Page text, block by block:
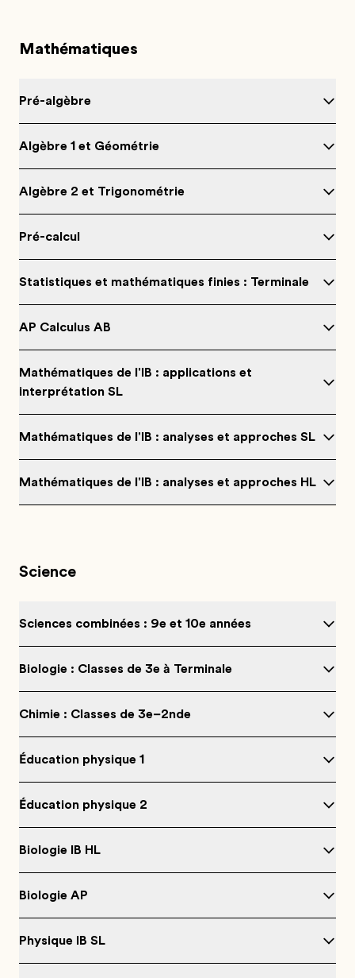
Mathématiques
Pré-algèbre
Algèbre 1 et Géométrie
Algèbre 2 et Trigonométrie
Pré-calcul
Statistiques et mathématiques finies : Terminale
AP Calculus AB
Mathématiques de l'IB : applications et
interprétation SL
Mathématiques de l'IB : analyses et approches SL
Mathématiques de l'IB : analyses et approches HL
Science
Sciences combinées : 9e et 10e années
Biologie : Classes de 3e à Terminale
Chimie : Classes de 3e–2nde
Éducation physique 1
Éducation physique 2
Biologie IB HL
Biologie AP
Physique IB SL